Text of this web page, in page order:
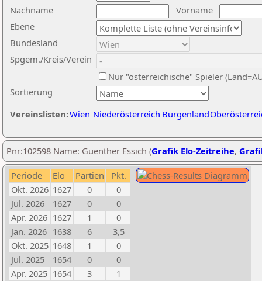
Nachname
Vorname
Ebene
Sortierung
Bundesland
Spgem./Kreis/Verein
Nur "österreichische" Spieler
Vereinslisten:Wien Niederösterreich Burgenland
Pnr:102598 Name: Guenther Essich (Grafik Elo-Zeitreihe,
Periode Elo Partien
Pkt.
Okt. 2026 1627 0
0
Jul. 2026
1627 0
0
Apr. 2026 1627 1
0
Jan. 2026 1638 6
3,5
Okt. 2025 1648 1
0
Jul. 2025
1654 0
0
Apr. 2025 1654 3
1